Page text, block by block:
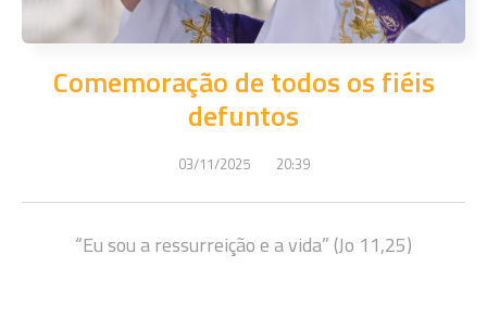
Comemoração de todos os fiéis
defuntos
03/11/2025 20:39
“Eu sou a ressurreição e a vida” (Jo 11,25)